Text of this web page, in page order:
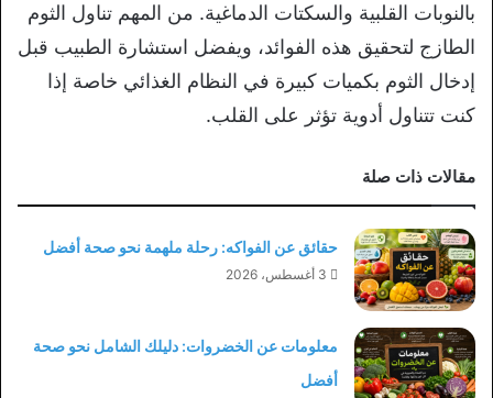
بالنوبات القلبية والسكتات الدماغية. من المهم تناول الثوم
الطازج لتحقيق هذه الفوائد، ويفضل استشارة الطبيب قبل
إدخال الثوم بكميات كبيرة في النظام الغذائي خاصة إذا
كنت تتناول أدوية تؤثر على القلب.
مقالات ذات صلة
حقائق عن الفواكه: رحلة ملهمة نحو صحة أفضل
3 أغسطس، 2026
معلومات عن الخضروات: دليلك الشامل نحو صحة
أفضل